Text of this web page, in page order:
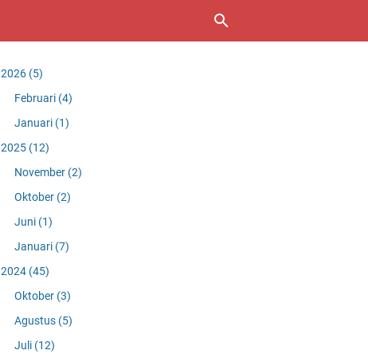
2026 (5)
Februari (4)
Januari (1)
2025 (12)
November (2)
Oktober (2)
Juni (1)
Januari (7)
2024 (45)
Oktober (3)
Agustus (5)
Juli (12)